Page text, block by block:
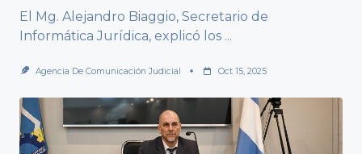
El Mg. Alejandro Biaggio, Secretario de
Informática Jurídica, explicó los ...
Agencia De Comunicación Judicial Oct 15, 2025